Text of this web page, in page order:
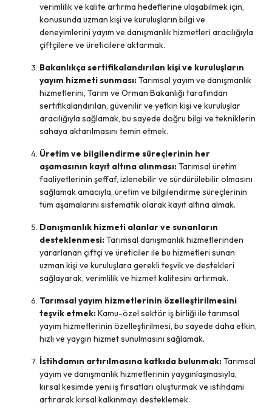
verimlilik ve kalite artırma hedeflerine ulaşabilmek için,
konusunda uzman kişi ve kuruluşların bilgi ve
deneyimlerini yayım ve danışmanlık hizmetleri aracılığıyla
çiftçilere ve üreticilere aktarmak.
Bakanlıkça sertifikalandırılan kişi ve kuruluşların
yayım hizmeti sunması:Tarımsal yayım ve danışmanlık
hizmetlerini, Tarım ve Orman Bakanlığı tarafından
sertifikalandırılan, güvenilir ve yetkin kişi ve kuruluşlar
aracılığıyla sağlamak, bu sayede doğru bilgi ve tekniklerin
sahaya aktarılmasını temin etmek.
Üretim ve bilgilendirme süreçlerinin her
aşamasının kayıt altına alınması:Tarımsal üretim
faaliyetlerinin şeffaf, izlenebilir ve sürdürülebilir olmasını
sağlamak amacıyla, üretim ve bilgilendirme süreçlerinin
tüm aşamalarını sistematik olarak kayıt altına almak.
Danışmanlık hizmeti alanlar ve sunanların
desteklenmesi:Tarımsal danışmanlık hizmetlerinden
yararlanan çiftçi ve üreticiler ile bu hizmetleri sunan
uzman kişi ve kuruluşlara gerekli teşvik ve destekleri
sağlayarak, verimlilik ve hizmet kalitesini artırmak.
Tarımsal yayım hizmetlerinin özelleştirilmesini
teşvik etmek:Kamu-özel sektör iş birliği ile tarımsal
yayım hizmetlerinin özelleştirilmesi, bu sayede daha etkin,
hızlı ve yaygın hizmet sunulmasını sağlamak.
İstihdamın artırılmasına katkıda bulunmak:Tarımsal
yayım ve danışmanlık hizmetlerinin yaygınlaşmasıyla,
kırsal kesimde yeni iş fırsatları oluşturmak ve istihdamı
artırarak kırsal kalkınmayı desteklemek.